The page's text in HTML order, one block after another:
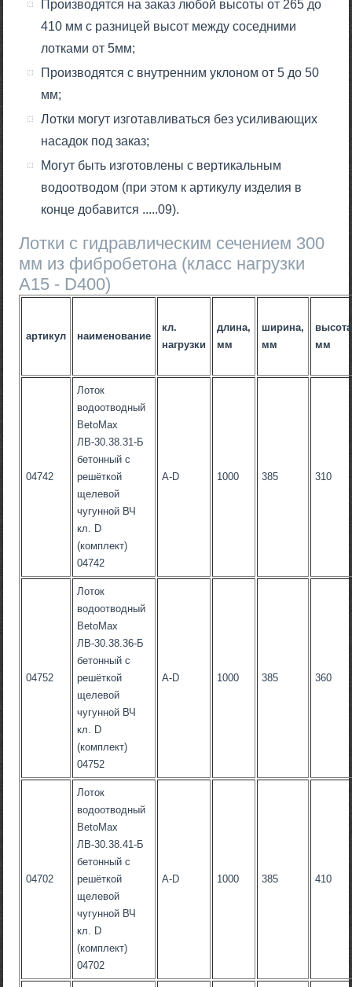
Производятся на заказ любой высоты от 265 до
410 мм с разницей высот между соседними
лотками от 5мм;
Производятся с внутренним уклоном от 5 до 50
мм;
Лотки могут изготавливаться без усиливающих
насадок под заказ;
Могут быть изготовлены с вертикальным
водоотводом (при этом к артикулу изделия в
конце добавится .....09).
Лотки с гидравлическим сечением 300
мм из фибробетона (класс нагрузки
А15 - D400)
артикул наименование
кл.
нагрузки
длина,
мм
ширина,
мм
мм
04742
Лоток
водоотводный
BetoMax
ЛВ-30.38.31-Б
бетонный с
решёткой
щелевой
чугунной ВЧ
кл. D
(комплект)
04742
А-D 1000 385 310
04752
Лоток
водоотводный
BetoMax
ЛВ-30.38.36-Б
бетонный с
решёткой
щелевой
чугунной ВЧ
кл. D
(комплект)
04752
А-D 1000 385 360
04702
Лоток
водоотводный
BetoMax
ЛВ-30.38.41-Б
бетонный с
решёткой
щелевой
чугунной ВЧ
кл. D
(комплект)
04702
А-D 1000 385 410